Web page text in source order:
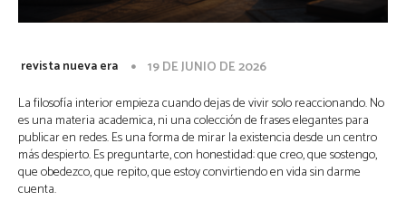
revista nueva era
19 DE JUNIO DE 2026
La filosofía interior empieza cuando dejas de vivir solo reaccionando. No
es una materia academica, ni una colección de frases elegantes para
publicar en redes. Es una forma de mirar la existencia desde un centro
más despierto. Es preguntarte, con honestidad: que creo, que sostengo,
que obedezco, que repito, que estoy convirtiendo en vida sin darme
cuenta.